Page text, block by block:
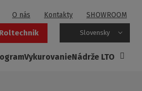
O nás Kontakty SHOWROOM
Slovensky
VykurovanieNádrže LTO